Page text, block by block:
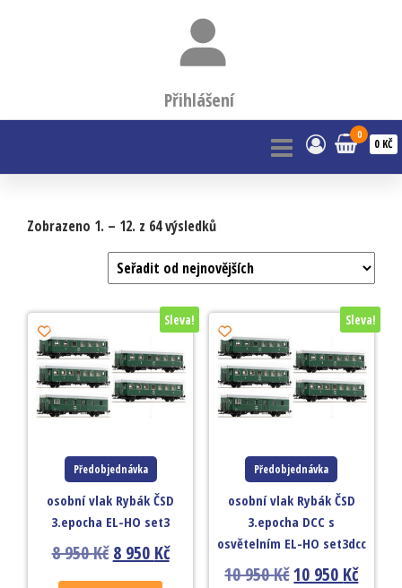
Přihlášení
0
0 KČ
Zobrazeno 1. – 12. z 64 výsledků
Sleva!
Předobjednávka
osobní vlak Rybák ČSD
3.epocha EL-HO set3
8 950Kč 8 950 Kč
Sleva!
Předobjednávka
osobní vlak Rybák ČSD
3.epocha DCC s
osvětelním EL-HO set3dcc
10 950Kč10 950 Kč